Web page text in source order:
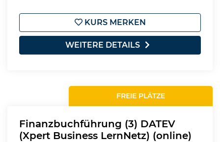
KURS MERKEN
WEITERE DETAILS
FREIE PLÄTZE
Finanzbuchführung (3) DATEV
(Xpert Business LernNetz) (online)